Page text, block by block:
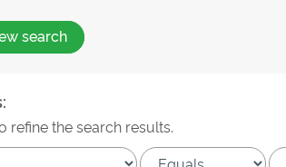
search
refine the search results.